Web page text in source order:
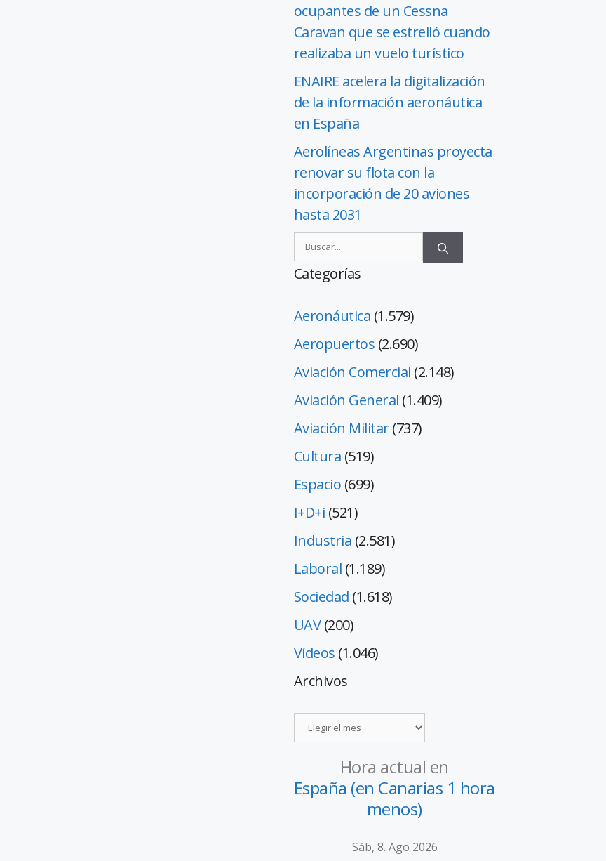
ocupantes de un Cessna
Caravan que se estrelló cuando
realizaba un vuelo turístico
ENAIRE acelera la digitalización
de la información aeronáutica
en España
Aerolíneas Argentinas proyecta
renovar su flota con la
incorporación de 20 aviones
hasta 2031
Categorías
Aeronáutica (1.579)
Aeropuertos (2.690)
Aviación Comercial (2.148)
Aviación General (1.409)
Aviación Militar(737)
Cultura (519)
Espacio (699)
I+D+i (521)
Industria (2.581)
Laboral (1.189)
Sociedad (1.618)
UAV(200)
Vídeos (1.046)
Archivos
Hora actual en
España (en Canarias 1 hora
menos)